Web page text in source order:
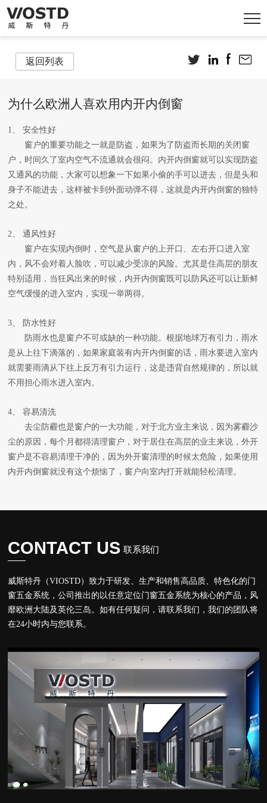
返回列表
为什么欧洲人喜欢用内开内倒窗
1、 安全性好
窗户的重要功能之一就是防盗，如果为了防盗而长期的关闭窗
户，时间久了室内空气不流通就会很闷。内开内倒窗就可以实现防盗
又通风的功能，大家可以想象一下如果小偷的手可以进去，但是头和
身子不能进去，这样被卡到外面动弹不得，这就是内开内倒窗的独特
之处。
2、 通风性好
窗户在实现内倒时，空气是从窗户的上开口、左右开口进入室
内，风不会对着人脸吹，可以减少受凉的风险。尤其是住高层的朋友
特别适用，当狂风出来的时候，内开内倒窗既可以防风还可以让新鲜
空气缓慢的进入室内，实现一举两得。
3、 防水性好
防雨水也是窗户不可或缺的一种功能。根据地球万有引力，雨水
是从上往下滴落的，如果家庭装有内开内倒窗的话，雨水要进入室内
就需要雨滴从下往上反万有引力运行，这是违背自然规律的，所以就
不用担心雨水进入室内。
4、 容易清洗
去尘防霾也是窗户的一大功能，对于北方业主来说，因为雾霾沙
尘的原因，每个月都得清理窗户，对于居住在高层的业主来说，外开
窗户是不容易清理干净的，因为外开窗清理的时候太危险，如果使用
内开内倒窗就没有这个烦恼了，窗户向室内打开就能轻松清理。
CONTACT US 联系我们
威斯特丹（VIOSTD）致⼒于研发、⽣产和销售⾼品质、特⾊化的门
窗五金系统，公司推出的以任意定位门窗五金系统为核⼼的产品，风
靡欧洲⼤陆及英伦三岛。如有任何疑问，请联系我们，我们的团队将
在24⼩时内与您联系。